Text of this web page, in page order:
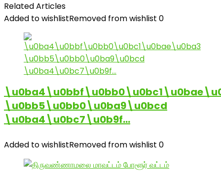
Related Articles
Added to wishlistRemoved from wishlist 0
\u0bb5\u0bb0\u0ba9\u0bcd
\u0ba4\u0bc7\u0b9f…
Added to wishlistRemoved from wishlist 0